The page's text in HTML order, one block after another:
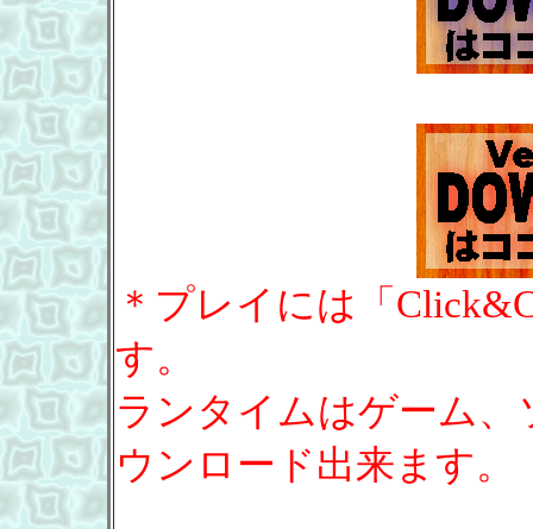
＊プレイには「
す。
ランタイムはゲーム
ウンロード出来ます。